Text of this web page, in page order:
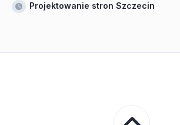
Projektowanie stron Szczecin